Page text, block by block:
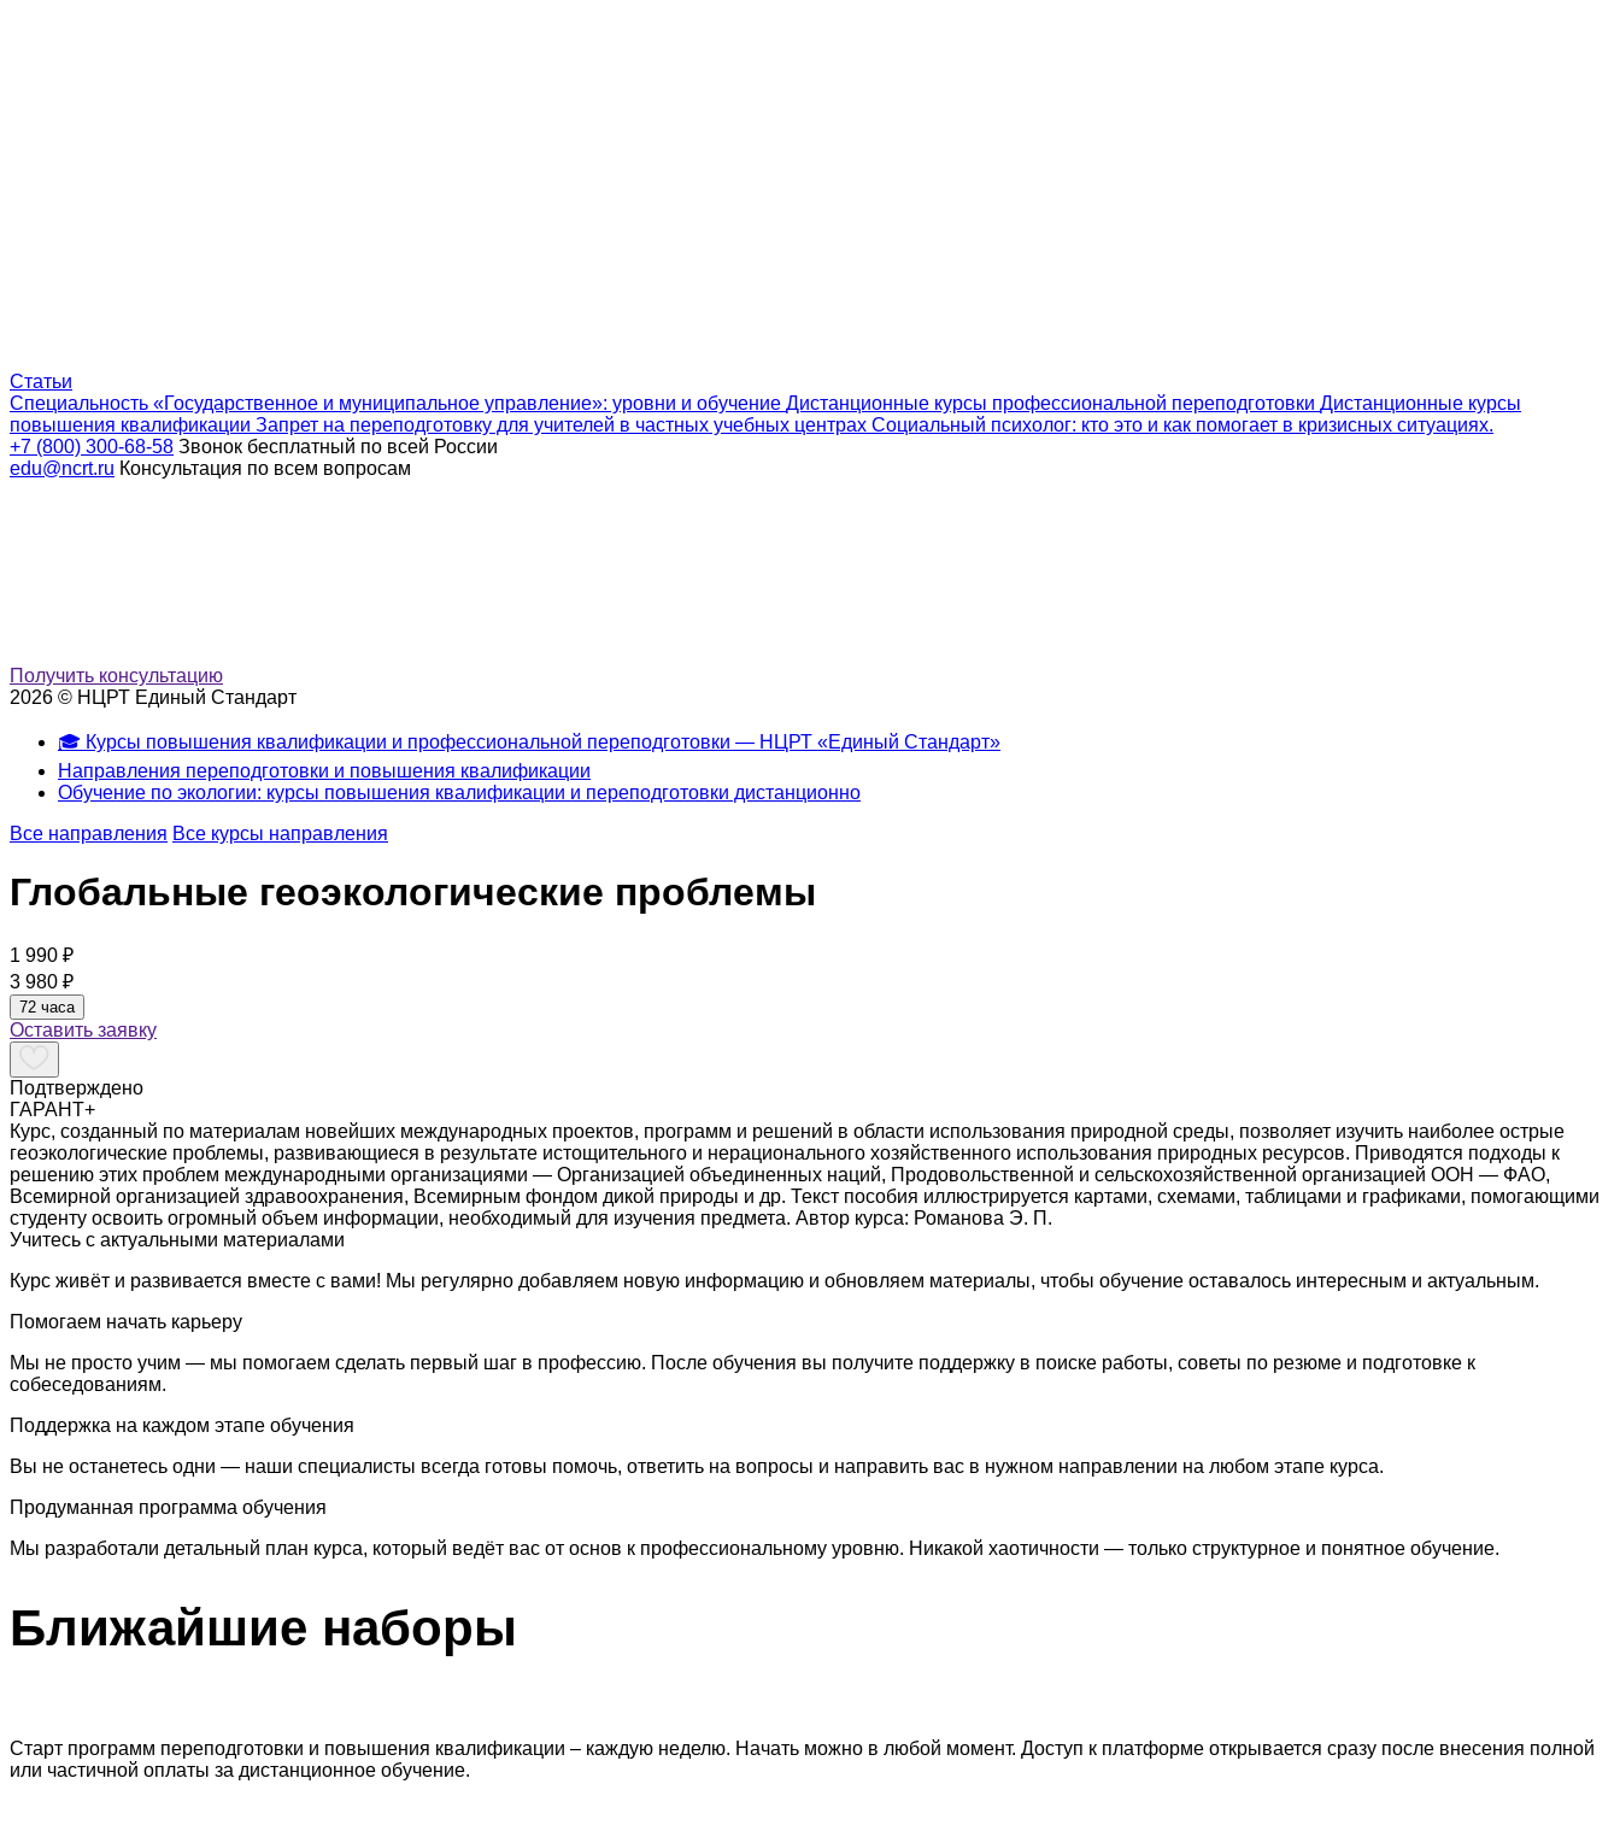
Статьи
Специальность «Государственное и муниципальное управление»: уровни и обучение Дистанционные курсы профессиональной переподготовки Дистанционные курсы
повышения квалификации Запрет на переподготовку для учителей в частных учебных центрах Социальный психолог: кто это и как помогает в кризисных ситуациях.
+7 (800) 300-68-58 Звонок бесплатный по всей России
edu@ncrt.ru Консультация по всем вопросам
Получить консультацию
2026 © НЦРТ Единый Стандарт
🎓 Курсы повышения квалификации и профессиональной переподготовки — НЦРТ «Единый Стандарт»
Направления переподготовки и повышения квалификации
Обучение по экологии: курсы повышения квалификации и переподготовки дистанционно
Все направления Все курсы направления
Глобальные геоэкологические проблемы
1 990 ₽
3 980 ₽
72 часа
Оставить заявку
Подтверждено
ГАРАНТ+
Курс, созданный по материалам новейших международных проектов, программ и решений в области использования природной среды, позволяет изучить наиболее острые
геоэкологические проблемы, развивающиеся в результате истощительного и нерационального хозяйственного использования природных ресурсов. Приводятся подходы к
решению этих проблем международными организациями — Организацией объединенных наций, Продовольственной и сельскохозяйственной организацией ООН — ФАО,
Всемирной организацией здравоохранения, Всемирным фондом дикой природы и др. Текст пособия иллюстрируется картами, схемами, таблицами и графиками, помогающими
студенту освоить огромный объем информации, необходимый для изучения предмета. Автор курса: Романова Э. П.
Учитесь с актуальными материалами
Курс живёт и развивается вместе с вами! Мы регулярно добавляем новую информацию и обновляем материалы, чтобы обучение оставалось интересным и актуальным.
Помогаем начать карьеру
Мы не просто учим — мы помогаем сделать первый шаг в профессию. После обучения вы получите поддержку в поиске работы, советы по резюме и подготовке к
собеседованиям.
Поддержка на каждом этапе обучения
Вы не останетесь одни — наши специалисты всегда готовы помочь, ответить на вопросы и направить вас в нужном направлении на любом этапе курса.
Продуманная программа обучения
Мы разработали детальный план курса, который ведёт вас от основ к профессиональному уровню. Никакой хаотичности — только структурное и понятное обучение.
Ближайшие наборы
Старт программ переподготовки и повышения квалификации – каждую неделю. Начать можно в любой момент. Доступ к платформе открывается сразу после внесения полной
или частичной оплаты за дистанционное обучение.